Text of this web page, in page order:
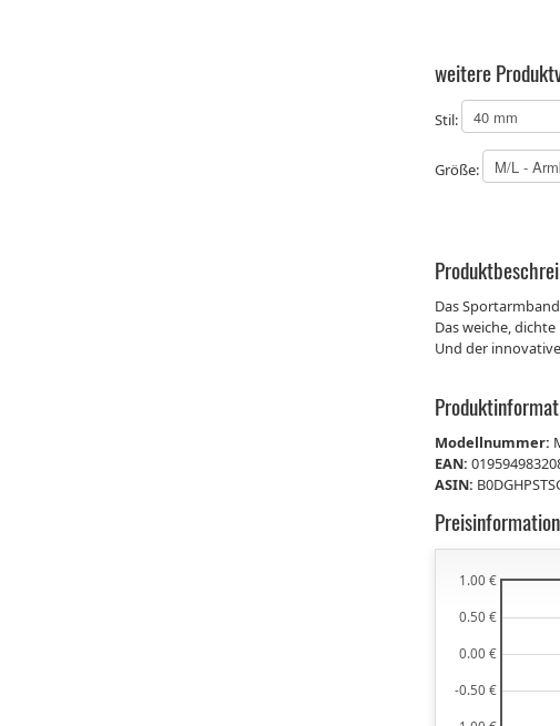
weitere
Stil:
Größe:
Das
Das weiche,
Und der
Modellnummer:
EAN:
ASIN:
-0.50 €
0.00 €
0.50 €
1.00 €